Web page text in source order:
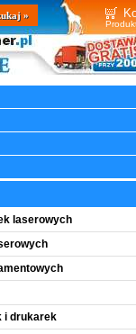
laserowych
i drukarek